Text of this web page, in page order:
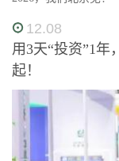
12.08
用3天“投资”1年
起！